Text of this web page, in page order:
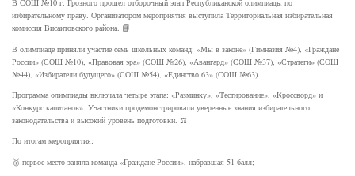
В СОШ №10 г. Грозного прошел отборочный этап Республиканской олимпиады по
избирательному праву. Организатором мероприятия выступила Территориальная избирательная
комиссия Висаитовского района. 📘
В олимпиаде приняли участие семь школьных команд: «Мы в законе» (Гимназия №4), «Граждане
России» (СОШ №10), «Правовая эра» (СОШ №26), «Авангард» (СОШ №37), «Стратеги» (СОШ
№44), «Избиратели будущего» (СОШ №54), «Единство 63» (СОШ №63).
Программа олимпиады включала четыре этапа: «Разминку», «Тестирование», «Кроссворд» и
«Конкурс капитанов». Участники продемонстрировали уверенные знания избирательного
законодательства и высокий уровень подготовки. ⚖️
По итогам мероприятия:
🥇 первое место заняла команда «Граждане России», набравшая 51 балл;